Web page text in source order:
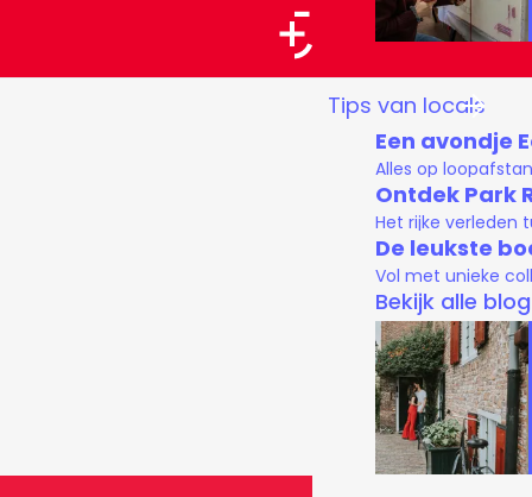
G
e
r
Tips van locals
Een avondje
Alles op
Ontdek Park
Het rijke verleden
De leukste
Vol met unieke
Bekijk alle